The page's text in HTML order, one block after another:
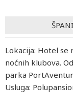
Lokacija: Hotel se
noćnih klubova.
parka
Usluga: